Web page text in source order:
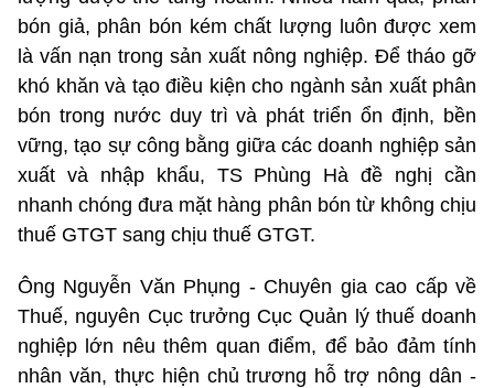
bón giả, phân bón kém chất lượng luôn được xem
là vấn nạn trong sản xuất nông nghiệp. Để tháo gỡ
khó khăn và tạo điều kiện cho ngành sản xuất phân
bón trong nước duy trì và phát triển ổn định, bền
vững, tạo sự công bằng giữa các doanh nghiệp sản
xuất và nhập khẩu, TS Phùng Hà đề nghị cần
nhanh chóng đưa mặt hàng phân bón từ không chịu
thuế GTGT sang chịu thuế GTGT.
Ông Nguyễn Văn Phụng - Chuyên gia cao cấp về
Thuế, nguyên Cục trưởng Cục Quản lý thuế doanh
nghiệp lớn nêu thêm quan điểm, để bảo đảm tính
nhân văn, thực hiện chủ trương hỗ trợ nông dân -